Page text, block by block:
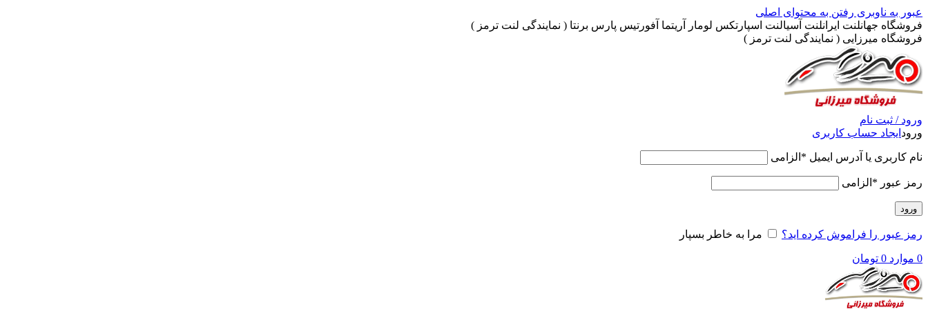
عبور به ناوبری رفتن به محتوای اصلی
فروشگاه جهانلنت ایرانلنت آسیالنت اسپارتکس لومار آریتما آفورتیس پارس برنتا ( نمایندگی لنت ترمز )
فروشگاه میرزایی ( نمایندگی لنت ترمز )
ورود / ثبت نام
ورود ایجاد حساب کاربری
نام کاربری یا آدرس ایمیل * الزامی
رمز عبور * الزامی
ورود
رمز عبور را فراموش کرده اید؟ مرا به خاطر بسپار
0 موارد 0 تومان